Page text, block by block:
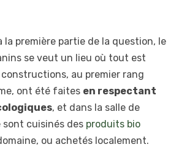
la première partie de la question, le
se veut un lieu où tout est
au premier rang
ont été faites en respectant
, et dans la salle de
cuisinés des produits bio
ou achetés localement.